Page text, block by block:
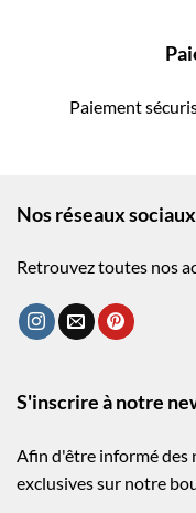
Paiement
Nos réseaux sociaux
Retrouvez toutes nos
S'inscrire à notre
Afin d'être informé des
exclusives sur notre